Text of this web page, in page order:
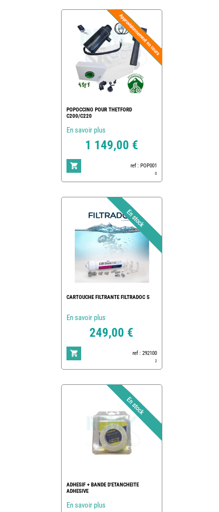
POPOCCINO POUR THETFORD
C200/C220
En savoir plus
1 149,00 €
ref : POP001
0
CARTOUCHE FILTRANTE FILTRADOC S
En savoir plus
249,00 €
ref : 292100
2
ADHESIF + BANDE D'ETANCHEITE
ADHESIVE
En savoir plus